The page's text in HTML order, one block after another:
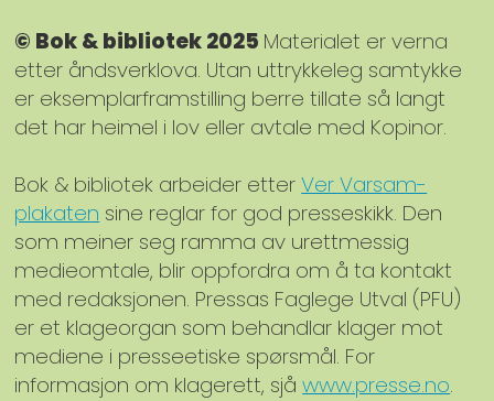
© Bok & bibliotek 2025 Materialet er verna
etter åndsverklova. Utan uttrykkeleg samtykke
er eksemplarframstilling berre tillate så langt
det har heimel i lov eller avtale med Kopinor.
Bok & bibliotek arbeider etterVer Varsam-
plakaten sine reglar for god presseskikk. Den
som meiner seg ramma av urettmessig
medieomtale, blir oppfordra om å ta kontakt
med redaksjonen. Pressas Faglege Utval (PFU)
er et klageorgan som behandlar klager mot
mediene i presseetiske spørsmål. For
informasjon om klagerett, sjåwww.presse.no.